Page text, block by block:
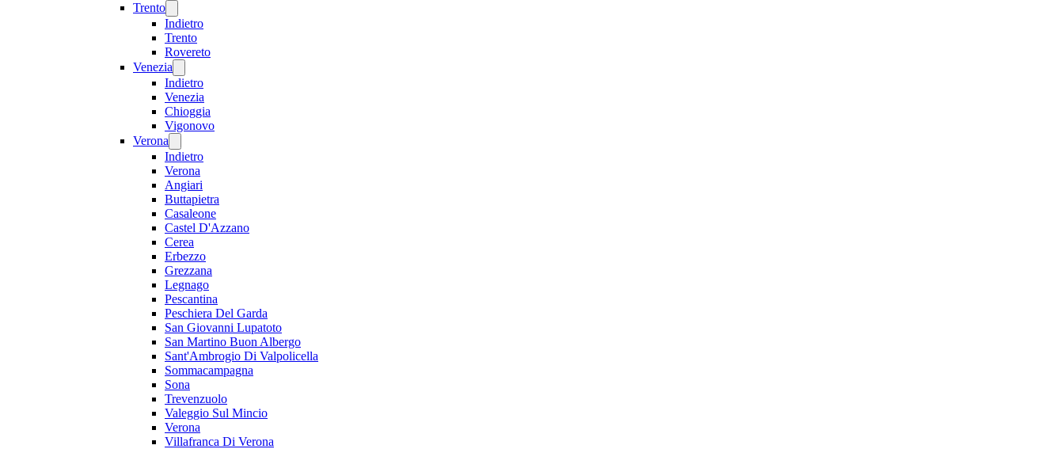
Trento
Indietro
Trento
Rovereto
Venezia
Indietro
Venezia
Chioggia
Vigonovo
Verona
Indietro
Verona
Angiari
Buttapietra
Casaleone
Castel D'Azzano
Cerea
Erbezzo
Grezzana
Legnago
Pescantina
Peschiera Del Garda
San Giovanni Lupatoto
San Martino Buon Albergo
Sant'Ambrogio Di Valpolicella
Sommacampagna
Sona
Trevenzuolo
Valeggio Sul Mincio
Verona
Villafranca Di Verona